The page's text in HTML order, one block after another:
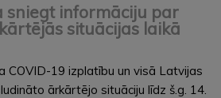
sniegt informāciju par
situācijas laikā
COVID-19 izplatību un visā Latvijas
ārkārtējo situāciju līdz š.g. 14.